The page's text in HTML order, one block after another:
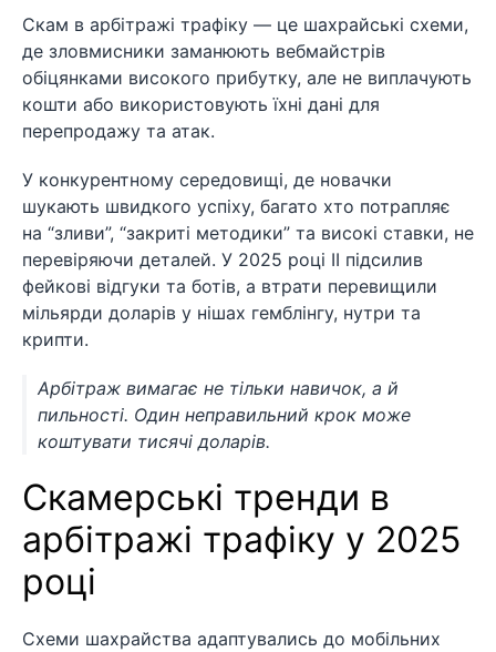
Скам в арбітражі трафіку — це шахрайські схеми,
де зловмисники заманюють вебмайстрів
обіцянками високого прибутку, але не виплачують
кошти або використовують їхні дані для
перепродажу та атак.
У конкурентному середовищі, де новачки
шукають швидкого успіху, багато хто потрапляє
на “зливи”, “закриті методики” та високі ставки, не
перевіряючи деталей. У 2025 році ІІ підсилив
фейкові відгуки та ботів, а втрати перевищили
мільярди доларів у нішах гемблінгу, нутри та
крипти.
Арбітраж вимагає не тільки навичок, а й
пильності. Один неправильний крок може
коштувати тисячі доларів.
Скамерські тренди в
арбітражі трафіку у 2025
році
Схеми шахрайства адаптувались до мобільних